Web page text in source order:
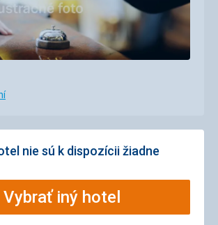
nie sú k dispozícii žiadne
Vybrať iný hotel